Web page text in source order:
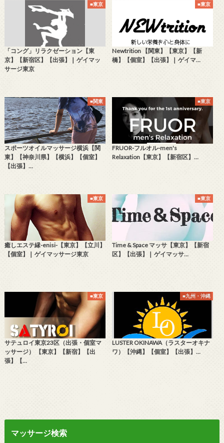
■東京
「コング」リラクゼーション【東
京】【新宿区】【出張】❘ ゲイマッ
サージ東京
■東京
Newtrition 【関東】【東京】【新
橋】【個室】【出張】❘ ゲイマ…
■関東
スポーツオイルマッサージ横浜【関
東】【神奈川県】【横浜】【個室】
【出張】…
■東京
FRUOR-フルオル-men's
Relaxation【東京】【新宿区】…
■東京
癒しエステ縁-enisi-【東京】【立川】
【個室】❘ ゲイマッサージ東京
■東京
Time & Space マッサ【東京】【新宿
区】【出張】❘ ゲイマッサ…
■東京
サテュロイ東京23区（出張・個室マ
ッサージ） 【東京】【新宿】【出
張】【…
■九州・沖縄
LUSTER OKINAWA（ラスターオキナ
ワ）【沖縄】【個室】【出張】…
マッサージ検索